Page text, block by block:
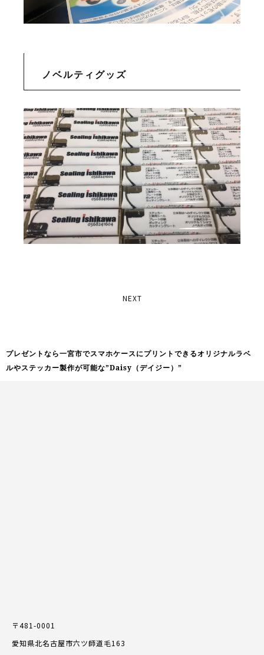
ノベルティグッズ
NEXT
プレゼントなら一宮市でスマホケースにプリントできるオリジナルラベ
ルやステッカー製作が可能な”Daisy（デイジー）”
〒481-0001
愛知県北名古屋市六ツ師道毛163